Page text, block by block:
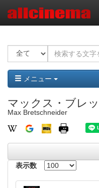
メニュー
マックス・ブレ
Max Bretschneider
表示数